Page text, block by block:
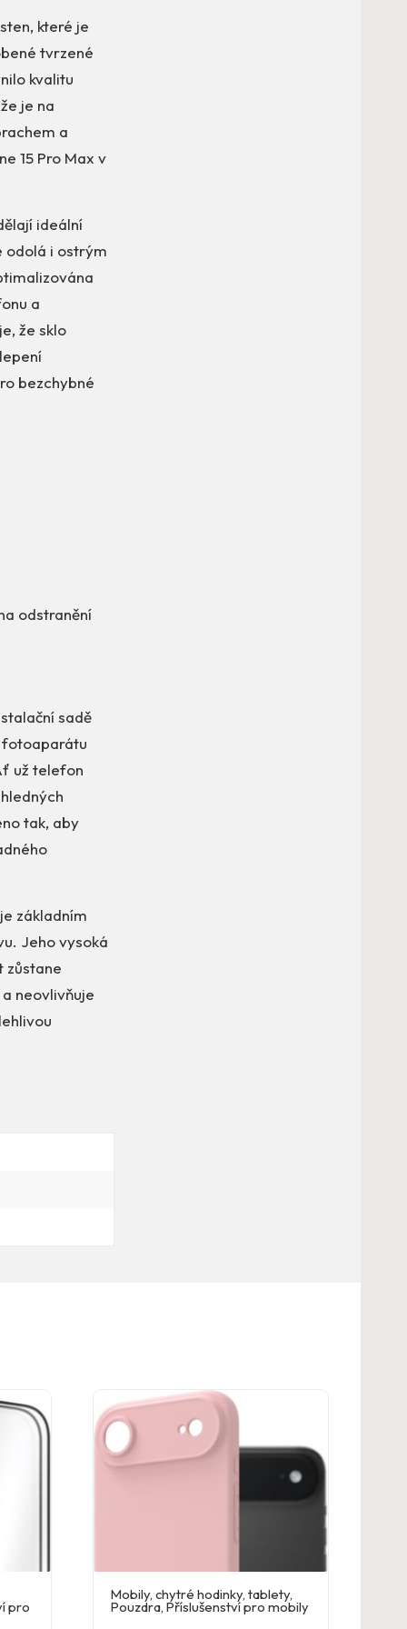
které je
tvrzené
kvalitu
je na
a
15 Pro Max v
ideální
odolá i ostrým
a
že sklo
bezchybné
odstranění
sadě
fotoaparátu
už telefon
tak, aby
základním
Jeho vysoká
zůstane
neovlivňuje
pro
Mobily, chytré hodinky, tablety,
Pouzdra, Příslušenství pro mobily